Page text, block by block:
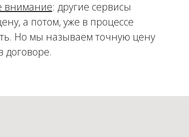
внимание: другие сервисы
а потом, уже в процессе
Но мы называем точную цену
договоре.